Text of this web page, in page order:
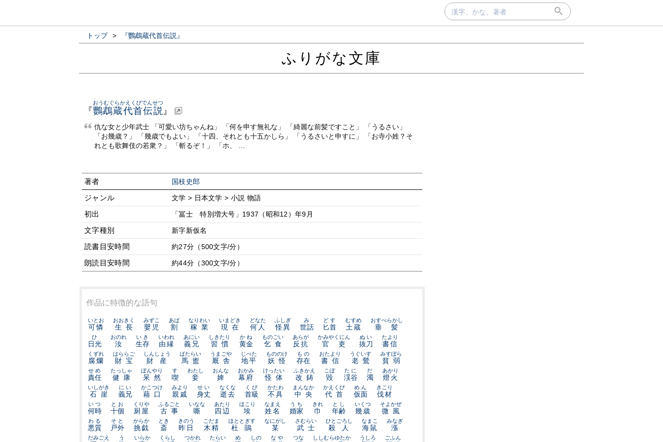
トップ > 『鸚鵡蔵代首伝説』
ふりがな文庫
『鸚鵡蔵代首伝説
おうむぐらかえくびでんせつ
』
仇な女と少年武士 「可愛い坊ちゃんね」 「何を申す無礼な」 「綺麗な前髪ですこと」 「うるさい」
「お幾歳？」 「幾歳でもよい」 「十四、それとも十五かしら」 「うるさいと申すに」 「お寺小姓？そ
れとも歌舞伎の若衆？」 「斬るぞ！」 「ホ、 …
著者 国枝史郎
ジャンル 文学 > 日本文学 > 小説 物語
初出 「冨士 特別増大号」1937（昭和12）年9月
文字種別 新字新仮名
読書目安時間 約27分（500文字/分）
朗読目安時間 約44分（300文字/分）
作品に特徴的な語句
可憐
いとお
生長
おおきく
嬰児
みずこ
割
あば
稼業
なりわい
現在
いまどき
何人
どなた
怪異
ふしぎ
世話
み
匕首
どす
土蔵
むすめ
垂髪
おすべらかし
日光
ひ
汝
おのれ
生存
いき
由縁
いわれ
義兄
あにい
習慣
しきたり
黄金
かね
乞食
ものごい
反抗
あらが
官吏
かみやくにん
抜刀
ぬい
書信
たより
腐爛
くずれ
財宝
はららご
財産
しんしょう
馬盥
ばたらい
厩舎
うまごや
地平
じべた
妖怪
もののけ
存在
もの
書信
おたより
老鶯
うぐいす
貧弱
みすぼら
責任
せめ
健康
たっしゃ
呆然
ぼんやり
喫
す
妾
わたし
婢
おんな
幕府
おかみ
怪体
けったい
改鋳
ふきかえ
毀
こぼ
渓谷
たに
濁
だ
燈火
あかり
石崖
いしがき
義兄
にい
藉口
かこつけ
親戚
みより
身丈
せい
逝去
なくな
首級
くび
不具
かたわ
中央
まんなか
代首
かえくび
仮面
めん
伐材
きこり
何時
いつ
十個
とお
厨屋
くりや
古事
ふるごと
嘶
いなな
四辺
あたり
埃
ほこり
姓名
なまえ
婚家
うち
巾
きれ
年齢
とし
幾歳
いくつ
微風
そよかぜ
悪質
わる
戸外
そと
挑戯
からか
斎
とき
昨日
きのう
木精
こだま
杜鵑
ほととぎす
某
なにがし
武士
さむらい
殺人
ひとごろし
海鼠
なまこ
漲
みなぎ
だみごえ う いらか くらし つかれ たらい め しの なや つな ししむらゆたか うしろ ごふん